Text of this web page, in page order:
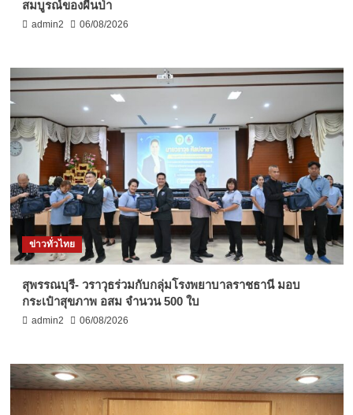
สมบูรณ์ของผืนป่า
admin2 06/08/2026
ข่าวทั่วไทย
สุพรรณบุรี- วราวุธร่วมกับกลุ่มโรงพยาบาลราชธานี มอบ
กระเป๋าสุขภาพ อสม จำนวน 500 ใบ
admin2 06/08/2026